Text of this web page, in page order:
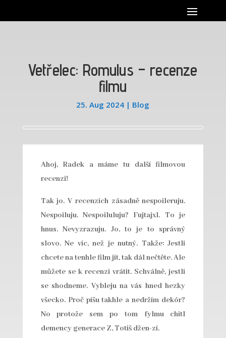
Vetřelec: Romulus – recenze
filmu
25. Aug 2024 | Blog
Ahoj, Radek a máme tu další filmovou
recenzi!
Tak jo. V recenzích zásadně nespoileruju.
Nespoiluju. Nespoiluluju? Fujtajxl. To je
hnus. Nevyzrazuju. Jo, to je to správný
slovo. Ne víc, než je nutný. Takže: Jestli
chcete na tenhle film jít, tak dál nečtěte. Ale
můžete se k recenzi vrátit. Schválně, jestli
se shodneme. Vybleju na vás hned hezky
všecko. Proč píšu takhle a nedržím dekór?
No protože sem po tom fylmu chitl
demency generace Z, Totiš džen-zí.